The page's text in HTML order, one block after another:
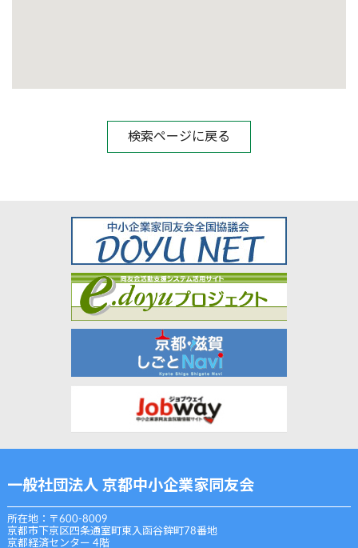
検索ページに戻る
一般社団法人 京都中小企業家同友会
所在地：〒600-8009
京都市下京区四条通室町東入函谷鉾町78番地
京都経済センター 4階